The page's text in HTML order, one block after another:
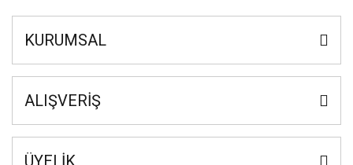
KURUMSAL
ALIŞVERİŞ
ÜYELİK